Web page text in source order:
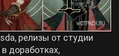
релизы от студии
доработках,